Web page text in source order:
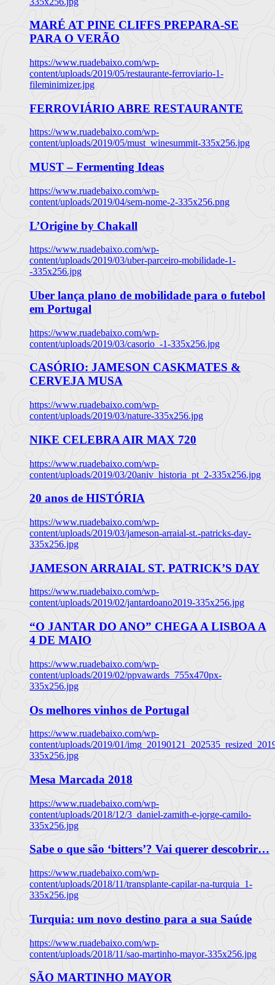
MARÉ AT PINE CLIFFS PREPARA-SE
PARA O VERÃO
https://www.ruadebaixo.com/wp-
content/uploads/2019/05/restaurante-ferroviario-1-
fileminimizer.jpg
FERROVIÁRIO ABRE RESTAURANTE
https://www.ruadebaixo.com/wp-
content/uploads/2019/05/must_winesummit-335x256.jpg
MUST – Fermenting Ideas
https://www.ruadebaixo.com/wp-
content/uploads/2019/04/sem-nome-2-335x256.png
L’Origine by Chakall
https://www.ruadebaixo.com/wp-
content/uploads/2019/03/uber-parceiro-mobilidade-1-
-335x256.jpg
Uber lança plano de mobilidade para o futebol
em Portugal
https://www.ruadebaixo.com/wp-
content/uploads/2019/03/casorio_-1-335x256.jpg
CASÓRIO: JAMESON CASKMATES &
CERVEJA MUSA
https://www.ruadebaixo.com/wp-
content/uploads/2019/03/nature-335x256.jpg
NIKE CELEBRA AIR MAX 720
https://www.ruadebaixo.com/wp-
content/uploads/2019/03/20aniv_historia_pt_2-335x256.jpg
20 anos de HISTÓRIA
https://www.ruadebaixo.com/wp-
content/uploads/2019/03/jameson-arraial-st.-patricks-day-
335x256.jpg
JAMESON ARRAIAL ST. PATRICK’S DAY
https://www.ruadebaixo.com/wp-
content/uploads/2019/02/jantardoano2019-335x256.jpg
“O JANTAR DO ANO” CHEGA A LISBOA A
4 DE MAIO
https://www.ruadebaixo.com/wp-
content/uploads/2019/02/ppvawards_755x470px-
335x256.jpg
Os melhores vinhos de Portugal
https://www.ruadebaixo.com/wp-
content/uploads/2019/01/
335x256.jpg
Mesa Marcada 2018
https://www.ruadebaixo.com/wp-
content/uploads/2018/12/3_daniel-zamith-e-jorge-camilo-
335x256.jpg
Sabe o que são ‘bitters’? Vai querer descobrir…
https://www.ruadebaixo.com/wp-
content/uploads/2018/11/transplante-capilar-na-turquia_1-
335x256.jpg
Turquia: um novo destino para a sua Saúde
https://www.ruadebaixo.com/wp-
content/uploads/2018/11/sao-martinho-mayor-335x256.jpg
SÃO MARTINHO MAYOR